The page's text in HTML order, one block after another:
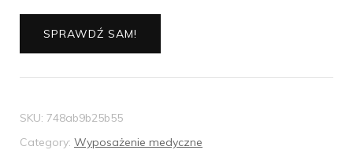
SPRAWDŹ SAM!
SKU: 748ab9b25b55
Category: Wyposażenie medyczne